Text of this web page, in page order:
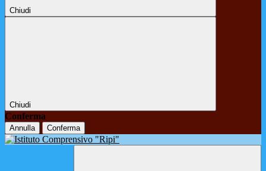
Chiudi
Chiudi
Conferma
Annulla Conferma